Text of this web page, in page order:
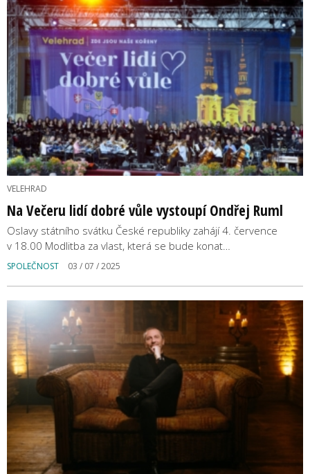
VELEHRAD
Na Večeru lidí dobré vůle vystoupí Ondřej Ruml
Oslavy státního svátku České republiky zahájí 4. července
v 18.00 Modlitba za vlast, která se bude konat…
SPOLEČNOST 03 / 07 / 2025